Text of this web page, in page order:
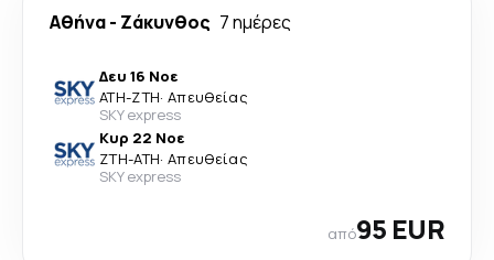
Αθήνα- Ζάκυνθος 7 ημέρες
Δευ 16 Νοε
ATH-ZTH· Απευθείας
SKY express
Κυρ 22 Νοε
ZTH-ATH· Απευθείας
SKY express
από95 EUR